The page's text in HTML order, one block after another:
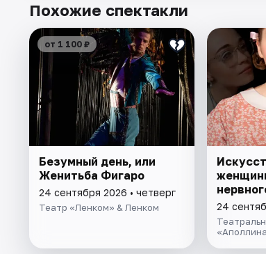
Похожие спектакли
от 1 100 ₽
Безумный день, или
Женитьба Фигаро
24 сентября 2026 • четверг
Театр «Ленком» & Ленком 24